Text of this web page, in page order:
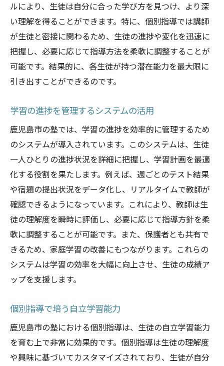
ルにより、生徒は自分に合った学び方を見つけ、より深
い理解を得ることができます。特に、個別指導では講師
が生徒と密接に関わるため、生徒の進捗や変化を迅速に
把握し、必要に応じて指導方法を柔軟に調整することが
可能です。結果的に、各生徒が持つ潜在能力を最大限に
引き出すことができるのです。
学習の進捗を管理するシステムの活用
鹿児島市の塾では、学習の進捗を効率的に管理するため
のシステムが導入されています。このシステムは、生徒
一人ひとりの進捗状況を詳細に把握し、学習計画を最適
化する役割を果たします。例えば、週ごとのテスト結果
や宿題の提出状況をデータ化し、リアルタイムで教師が
確認できるようになっています。これにより、教師は生
徒の理解度を瞬時に評価し、必要に応じて指導方針を柔
軟に調整することが可能です。また、保護者とも共有で
きるため、家庭学習の改善にもつながります。これらの
システムは学習の効率を大幅に向上させ、生徒の成績ア
ップを支援します。
個別指導で培う自立学習能力
鹿児島市の塾における個別指導は、生徒の自立学習能力
を育む上で非常に効果的です。個別指導は生徒の理解度
や興味に基づいてカスタマイズされており、生徒が自分